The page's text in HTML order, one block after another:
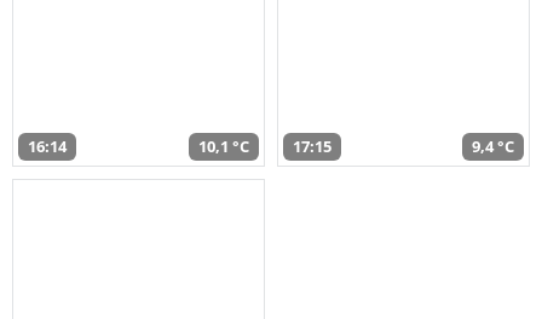
16:14 10,1 °C 17:15 9,4 °C